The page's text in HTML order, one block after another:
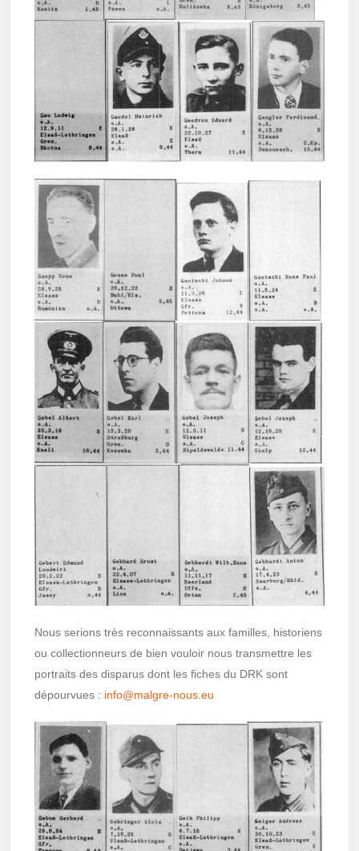
Nous serions très recon­nais­sants aux familles, histo­riens
ou collec­tion­neurs de bien vouloir nous trans­mettre les
portraits des dispa­rus dont les fiches du DRK sont
dépour­vues : info@­malgre-nous.eu